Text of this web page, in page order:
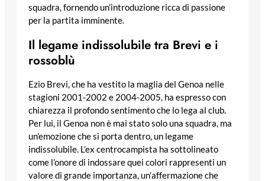
squadra, fornendo un’introduzione ricca di passione
per la partita imminente.
Il legame indissolubile tra Brevi e i
rossoblù
Ezio Brevi, che ha vestito la maglia del Genoa nelle
stagioni 2001-2002 e 2004-2005, ha espresso con
chiarezza il profondo sentimento che lo lega al club.
Per lui, il Genoa non è mai stato solo una squadra, ma
un’emozione che si porta dentro, un legame
indissolubile. L’ex centrocampista ha sottolineato
come l’onore di indossare quei colori rappresenti un
valore di grande importanza, un’affermazione che